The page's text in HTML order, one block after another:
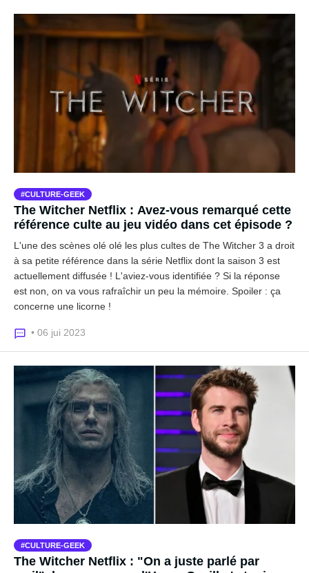
CULTURE-GEEK
The Witcher Netflix : Avez-vous remarqué cette
référence culte au jeu vidéo dans cet épisode ?
L'une des scènes olé olé les plus cultes de The Witcher 3 a droit
à sa petite référence dans la série Netflix dont la saison 3 est
actuellement diffusée ! L'aviez-vous identifiée ? Si la réponse
est non, on va vous rafraîchir un peu la mémoire. Spoiler : ça
concerne une licorne !
• 06 jui 2023
CULTURE-GEEK
The Witcher Netflix : "On a juste parlé par